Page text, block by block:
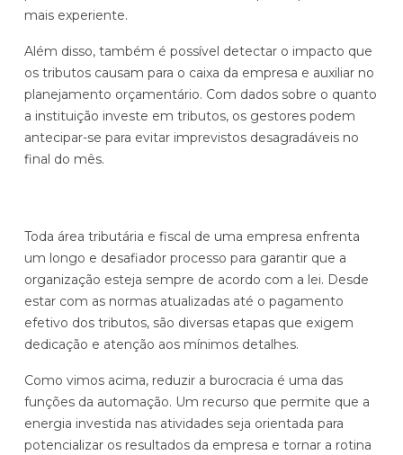
mais experiente.
Além disso, também é possível detectar o impacto que
os tributos causam para o caixa da empresa e auxiliar no
planejamento orçamentário. Com dados sobre o quanto
a instituição investe em tributos, os gestores podem
antecipar-se para evitar imprevistos desagradáveis no
final do mês.
Toda área tributária e fiscal de uma empresa enfrenta
um longo e desafiador processo para garantir que a
organização esteja sempre de acordo com a lei. Desde
estar com as normas atualizadas até o pagamento
efetivo dos tributos, são diversas etapas que exigem
dedicação e atenção aos mínimos detalhes.
Como vimos acima, reduzir a burocracia é uma das
funções da automação. Um recurso que permite que a
energia investida nas atividades seja orientada para
potencializar os resultados da empresa e tornar a rotina